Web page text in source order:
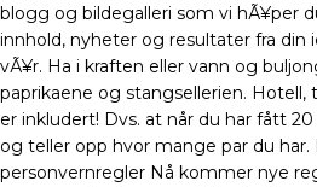
blogg og bildegalleri som vi hÃ¥per
innhold, nyheter og resultater fra din
vÃ¥r. Ha i kraften eller vann og
paprikaene og stangsellerien. Hotell,
er inkludert! Dvs. at når du har fått
og teller opp hvor mange par du
personvernregler Nå kommer nye